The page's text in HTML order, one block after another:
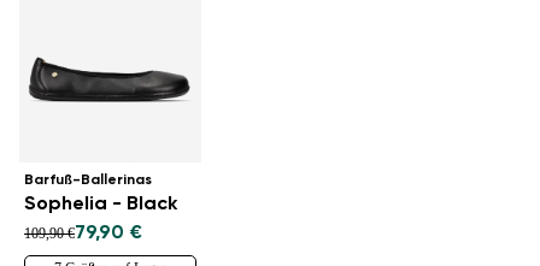
Barfuß-Ballerinas
Sophelia - Black
109,90 €79,90 €